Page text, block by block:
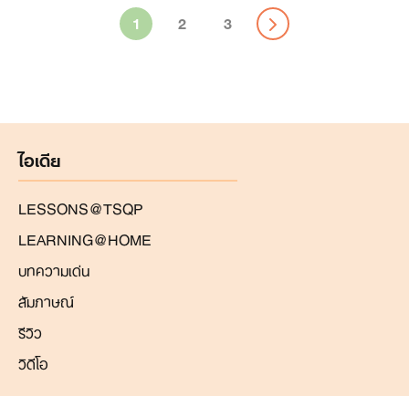
1 2 3
ไอเดีย
LESSONS@TSQP
LEARNING@HOME
บทความเด่น
สัมภาษณ์
รีวิว
วิดีโอ